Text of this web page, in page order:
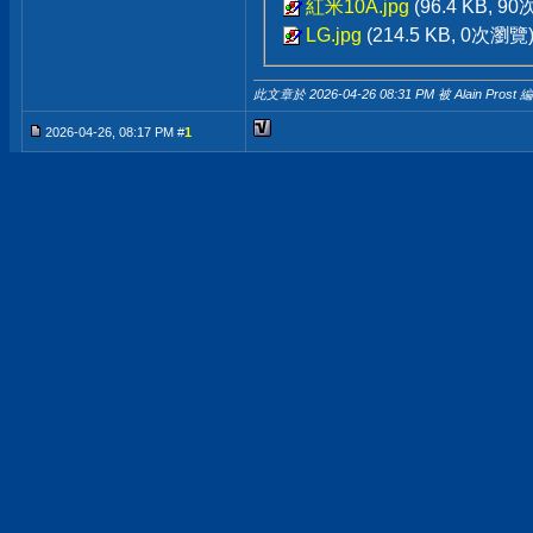
紅米10A.jpg (96.4 KB, 90
LG.jpg (214.5 KB, 0次瀏覽)
此文章於 2026-04-26 08:31 PM 被 Alain Prost
2026-04-26, 08:17 PM #1